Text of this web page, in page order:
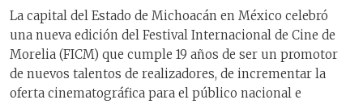
La capital del Estado de Michoacán en México celebró
una nueva edición del Festival Internacional de Cine de
Morelia (FICM) que cumple 19 años de ser un promotor
de nuevos talentos de realizadores, de incrementar la
oferta cinematográfica para el público nacional e